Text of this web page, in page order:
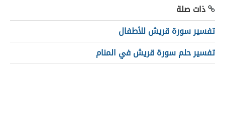
ذات صلة
تفسير سورة قريش للأطفال
تفسير حلم سورة قريش في المنام